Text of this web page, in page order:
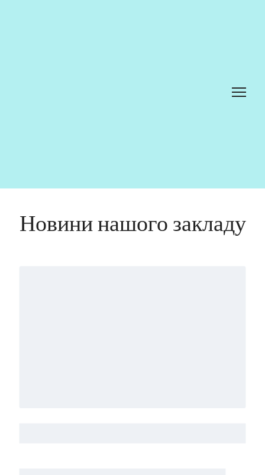
Новини нашого закладу